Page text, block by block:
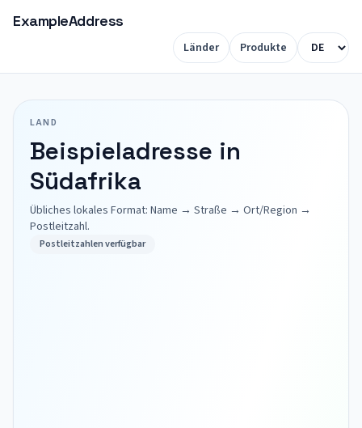
ExampleAddress
Länder Produkte
LAND
Beispieladresse in
Südafrika
Übliches lokales Format: Name → Straße → Ort/Region →
Postleitzahl.
Postleitzahlen verfügbar